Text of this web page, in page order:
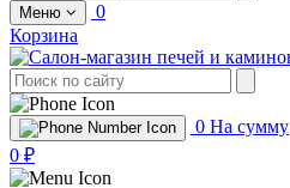
Меню
0
Корзина
0 На сумму
0 ₽